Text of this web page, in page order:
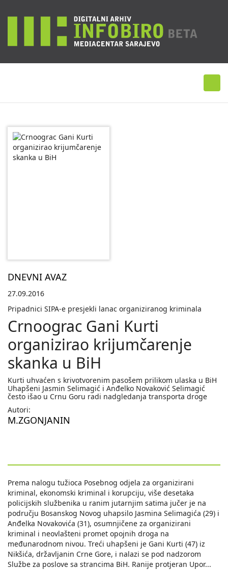
DNEVNI AVAZ
27.09.2016
Pripadnici SIPA-e presjekli lanac organiziranog kriminala
Crnoograc Gani Kurti
organizirao krijumčarenje
skanka u BiH
Kurti uhvaćen s krivotvorenim pasošem prilikom ulaska u BiH
Uhapšeni Jasmin Selimagić i Anđelko Novaković Selimagić
često išao u Crnu Goru radi nadgledanja transporta droge
Autori:
M.ZGONJANIN
Prema nalogu tužioca Posebnog odjela za organizirani
kriminal, ekonomski kriminal i korupciju, više desetaka
policijskih službenika u ranim jutarnjim satima jučer je na
području Bosanskog Novog uhapsilo Jasmina Selimagića (29) i
Anđelka Novakovića (31), osumnjičene za organizirani
kriminal i neovlašteni promet opojnih droga na
međunarodnom nivou. Treći uhapšeni je Gani Kurti (47) iz
Nikšića, državljanin Crne Gore, i nalazi se pod nadzorom
Službe za poslove sa strancima BiH. Ranije protjeran Upor...